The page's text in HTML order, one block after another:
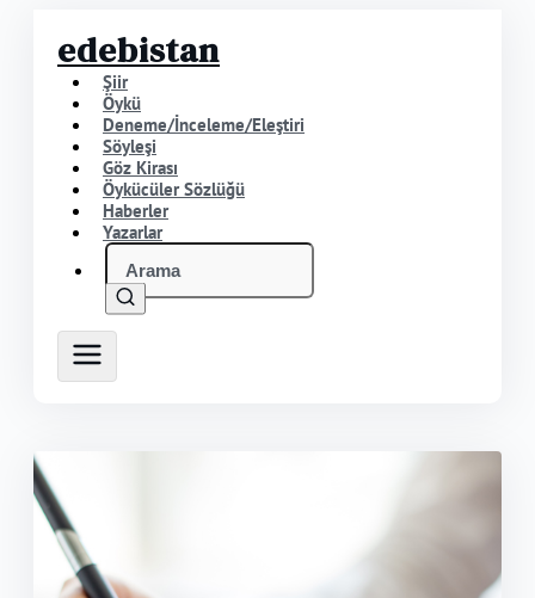
edebistan
Şiir
Öykü
Deneme/İnceleme/Eleştiri
Söyleşi
Göz Kirası
Öykücüler Sözlüğü
Haberler
Yazarlar